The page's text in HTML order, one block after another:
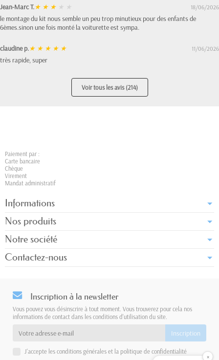
Jean-Marc T.★ ★ ★ ★ ★ 18/06/2026
le montage du kit nous semble un peu trop minutieux pour des enfants de
6èmes.sinon une fois monté la voiturette est sympa.
claudine p.★ ★ ★ ★ ★ 11/06/2026
très rapide, super
Voir tous les avis (214)
Paiement par :
Carte bancaire
Chèque
Virement
Mandat administratif
Informations
Nos produits
Notre société
Contactez-nous
Inscription à la newsletter
Vous pouvez vous désinscrire à tout moment. Vous trouverez pour cela nos
informations de contact dans les conditions d'utilisation du site.
J'accepte les conditions générales et la politique de confidentialité
×